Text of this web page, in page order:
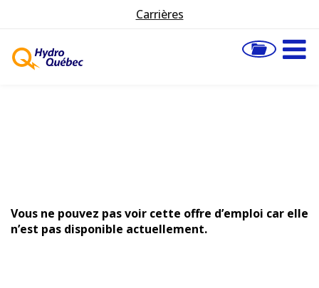
Carrières
Vous ne pouvez pas voir cette offre d’emploi car elle
n’est pas disponible actuellement.